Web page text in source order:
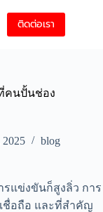
ติดต่อเรา
คนปั้นช่อง
2025 blog
รแข่งขันก็สูงลิ่ว การ
ชื่อถือ และที่สำคัญ